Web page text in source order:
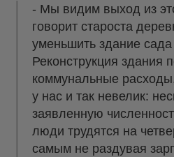
- Мы видим выход из
говорит староста
уменьшить здание
Реконструкция здания
коммунальные
у нас и так невелик:
заявленную
люди трудятся на
самым не раздувая